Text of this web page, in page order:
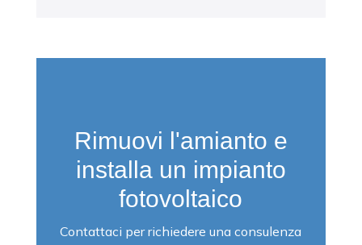
Rimuovi l'amianto e
installa un impianto
fotovoltaico
Contattaci per richiedere una consulenza